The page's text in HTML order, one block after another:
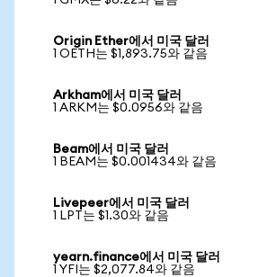
Origin Ether에서 미국 달러
1 OETH는 $1,893.75와 같음
Arkham에서 미국 달러
1 ARKM는 $0.0956와 같음
Beam에서 미국 달러
1 BEAM는 $0.001434와 같음
Livepeer에서 미국 달러
1 LPT는 $1.30와 같음
yearn.finance에서 미국 달러
1 YFI는 $2,077.84와 같음